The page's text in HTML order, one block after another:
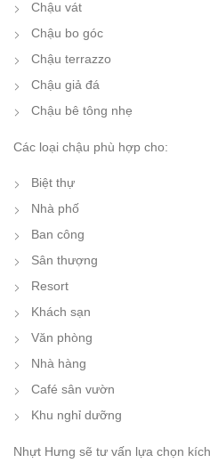
Chậu vát
Chậu bo góc
Chậu terrazzo
Chậu giả đá
Chậu bê tông nhẹ
Các loại chậu phù hợp cho:
Biệt thự
Nhà phố
Ban công
Sân thượng
Resort
Khách sạn
Văn phòng
Nhà hàng
Café sân vườn
Khu nghỉ dưỡng
Nhựt Hưng sẽ tư vấn lựa chọn